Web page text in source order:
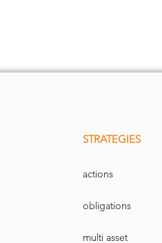
STRATEGIES
actions
obligations
multi asset